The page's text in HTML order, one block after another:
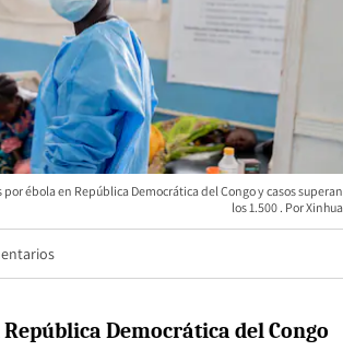
ébola en República Democrática del Congo y casos superan
los 1.500
Xinhua
República Democrática del Congo